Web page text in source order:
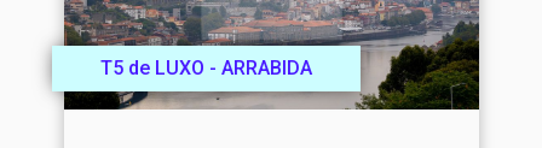
T5 de LUXO - ARRABIDA